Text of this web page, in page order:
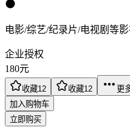
电影/综艺/纪录片/电视剧等
企业授权
180元
收藏12 收藏12
更
加入购物车
立即购买